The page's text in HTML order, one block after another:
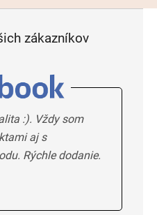
zákazníkov
:). Vždy som
aj s
Rýchle dodanie.